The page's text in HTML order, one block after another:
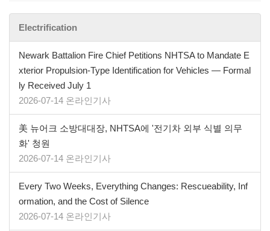
Electrification
Newark Battalion Fire Chief Petitions NHTSA to Mandate E
xterior Propulsion-Type Identification for Vehicles — Formal
ly Received July 1
2026-07-14 온라인기사
美 뉴어크 소방대대장, NHTSA에 '전기차 외부 식별 의무
화' 청원
2026-07-14 온라인기사
Every Two Weeks, Everything Changes: Rescueability, Inf
ormation, and the Cost of Silence
2026-07-14 온라인기사